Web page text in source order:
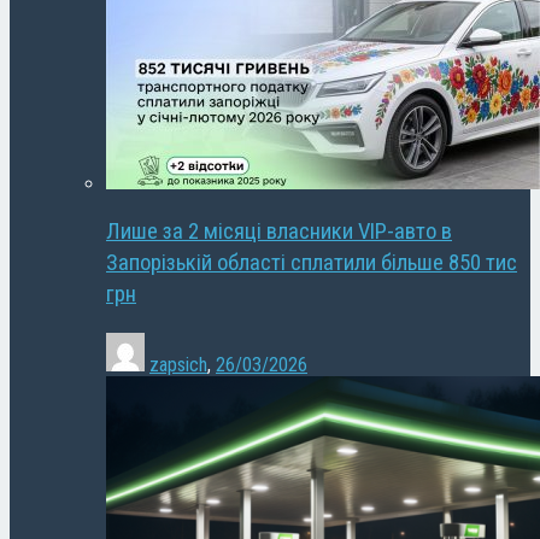
Лише за 2 місяці власники VIP-авто в
Запорізькій області сплатили більше 850 тис
грн
zapsich, 26/03/2026